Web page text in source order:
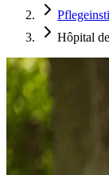
Hôpital